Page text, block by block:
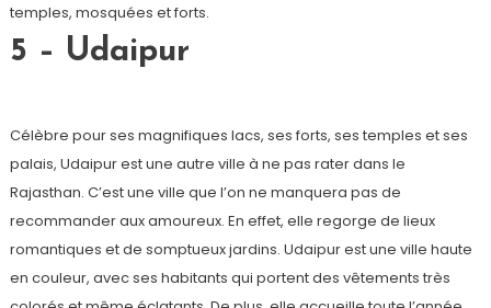
temples, mosquées et forts.
5 – Udaipur
Célèbre pour ses magnifiques lacs, ses forts, ses temples et ses
palais, Udaipur est une autre ville à ne pas rater dans le
Rajasthan. C’est une ville que l’on ne manquera pas de
recommander aux amoureux. En effet, elle regorge de lieux
romantiques et de somptueux jardins. Udaipur est une ville haute
en couleur, avec ses habitants qui portent des vêtements très